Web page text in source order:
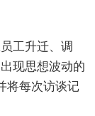
工升迁、调
现思想波动的
将每次访谈记